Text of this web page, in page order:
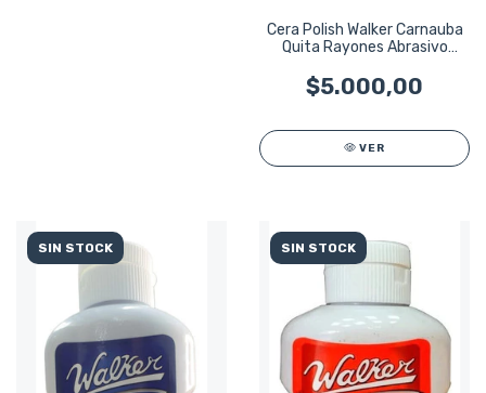
Cera Polish Walker Carnauba
Quita Rayones Abrasivo
$5.000,00
VER
SIN STOCK SIN STOCK